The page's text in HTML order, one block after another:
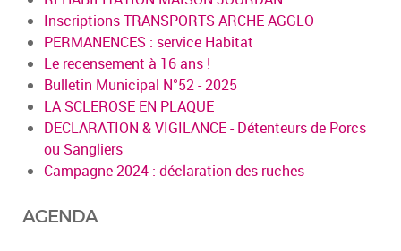
Inscriptions TRANSPORTS ARCHE AGGLO
PERMANENCES : service Habitat
Le recensement à 16 ans !
Bulletin Municipal N°52 - 2025
LA SCLEROSE EN PLAQUE
DECLARATION & VIGILANCE - Détenteurs de Porcs
ou Sangliers
Campagne 2024 : déclaration des ruches
AGENDA